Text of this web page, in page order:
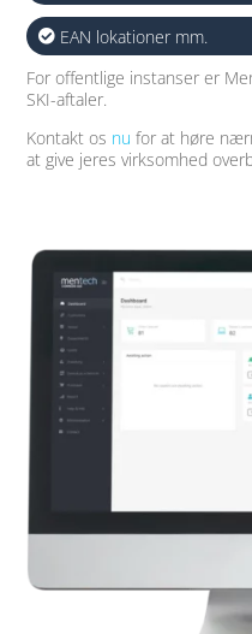
EAN lokationer mm.
For offentlige instanser er
SKI-aftaler.
Kontakt os nu for at høre
at give jeres virksomhed